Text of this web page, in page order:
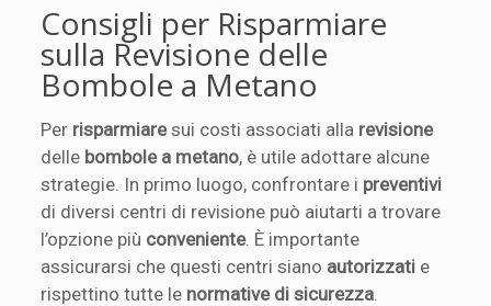
Consigli per Risparmiare
sulla Revisione delle
Bombole a Metano
Per risparmiaresui costi associati alla revisione
delle bombole a metano, è utile adottare alcune
strategie. In primo luogo, confrontare i preventivi
di diversi centri di revisione può aiutarti a trovare
l’opzione più conveniente. È importante
assicurarsi che questi centri siano autorizzati e
rispettino tutte le normative di sicurezza